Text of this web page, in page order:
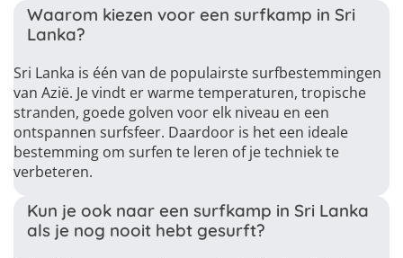
Waarom kiezen voor een surfkamp in Sri
Lanka?
Sri Lanka is één van de populairste surfbestemmingen
van Azië. Je vindt er warme temperaturen, tropische
stranden, goede golven voor elk niveau en een
ontspannen surfsfeer. Daardoor is het een ideale
bestemming om surfen te leren of je techniek te
verbeteren.
Kun je ook naar een surfkamp in Sri Lanka
als je nog nooit hebt gesurft?